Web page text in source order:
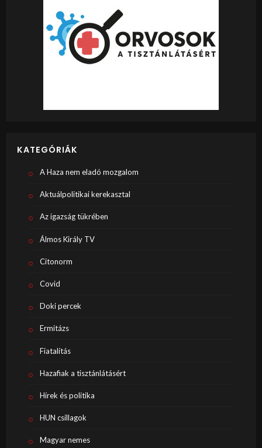
KATEGÓRIÁK
A Haza nem eladó mozgalom
Aktuálpolitikai kerekasztal
Az igazság tükrében
Álmos Király TV
Citonorm
Covid
Doki percek
Ermitázs
Fiatalítás
Hazafiak a tisztánlátásért
Hírek és politika
HUN csillagok
Magyar nemes